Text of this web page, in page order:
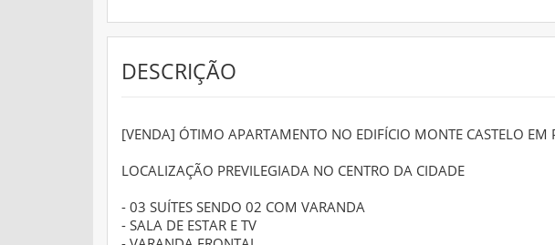
DESCRIÇÃO
[VENDA] ÓTIMO APARTAMENTO NO EDIFÍCIO MONTE CASTELO EM
LOCALIZAÇÃO PREVILEGIADA NO CENTRO DA CIDADE
- 03 SUÍTES SENDO 02 COM VARANDA
- SALA DE ESTAR E TV